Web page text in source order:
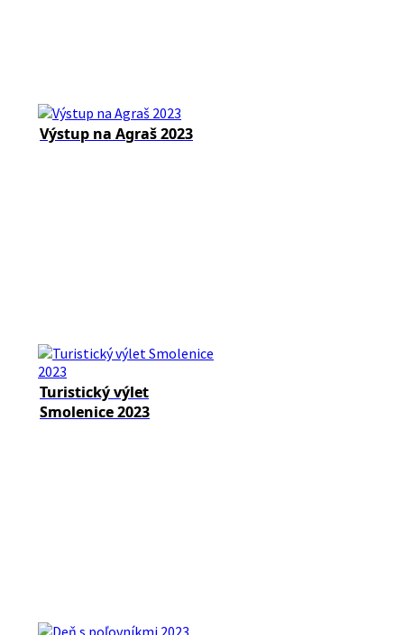
Výstup na Agraš 2023
Turistický výlet
Smolenice 2023